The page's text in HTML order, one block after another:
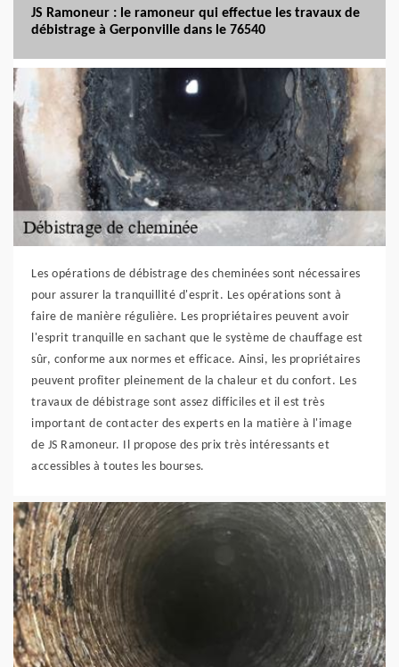
JS Ramoneur : le ramoneur qui effectue les travaux de
débistrage à Gerponville dans le 76540
Les opérations de débistrage des cheminées sont nécessaires
pour assurer la tranquillité d'esprit. Les opérations sont à
faire de manière régulière. Les propriétaires peuvent avoir
l'esprit tranquille en sachant que le système de chauffage est
sûr, conforme aux normes et efficace. Ainsi, les propriétaires
peuvent profiter pleinement de la chaleur et du confort. Les
travaux de débistrage sont assez difficiles et il est très
important de contacter des experts en la matière à l'image
de JS Ramoneur. Il propose des prix très intéressants et
accessibles à toutes les bourses.